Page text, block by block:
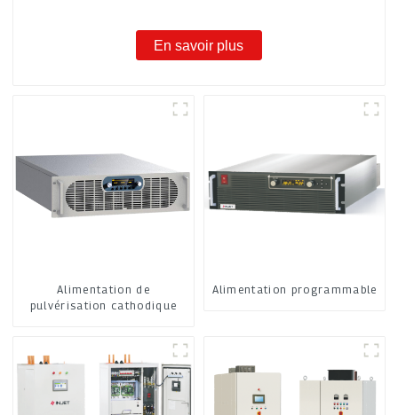
En savoir plus
Alimentation de
pulvérisation cathodique
Alimentation programmable